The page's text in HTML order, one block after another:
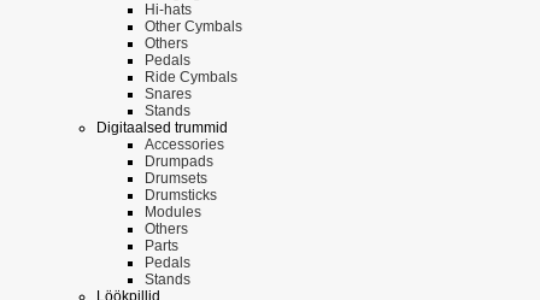
Hi-hats
Other Cymbals
Others
Pedals
Ride Cymbals
Snares
Stands
Digitaalsed trummid
Accessories
Drumpads
Drumsets
Drumsticks
Modules
Others
Parts
Pedals
Stands
Löökpillid